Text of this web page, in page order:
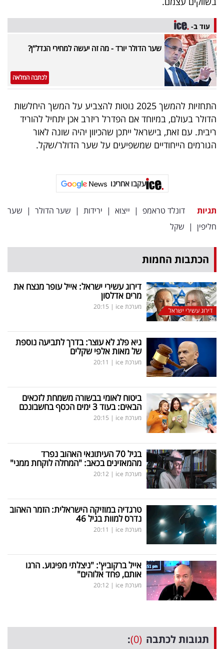
עוד ב-
שער הדולר יורד - מה זה יעשה למחירי הנדל"ן?
לכתבה המלאה
התחזיות להמשך 2025 נוטות להצביע על המשך היחלשות
הדולר בעולם, במיוחד אם הפדרל ריזרב אכן יתחיל להוריד
ריבית. עם זאת, בישראל ייתכן שהכיוון יהיה שונה לאור
הגורמים הייחודיים שמשפיעים על שער הדולר/שקל.
עקבו אחרינו
תגיות דונלד טראמפ | ייצוא | ירידות | שער הדולר | שער
חליפין | שקל
הכתבות החמות
דירוג עשירי ישראל
דירוג עשירי ישראל: אייל עופר מנצח את
מרים אדלסון
מערכת ice |
20:15
גיא פלג לא עוצר: בדרך לתביעה נוספת
של מאות אלפי שקלים
מערכת ice |
20:11
ביטוח לאומי בבשורה משמחת לזכאים
הבאים: בעוד 3 ימים הכסף בחשבונכם
מערכת ice |
20:15
בגיל 70 העיתונאי האהוב נפרד
מהמאזינים בכאב: "המחלה לוקחת ממני"
מערכת ice |
20:12
טרגדיה במוזיקה הישראלית: הזמר האהוב
נדרס למוות בגיל 46
מערכת ice |
20:11
אייל ברקוביץ': "ניצלתי מפיגוע. הרגו
אותם, פחד אלוהים"
מערכת ice |
20:12
תגובות לכתבה (0)
: